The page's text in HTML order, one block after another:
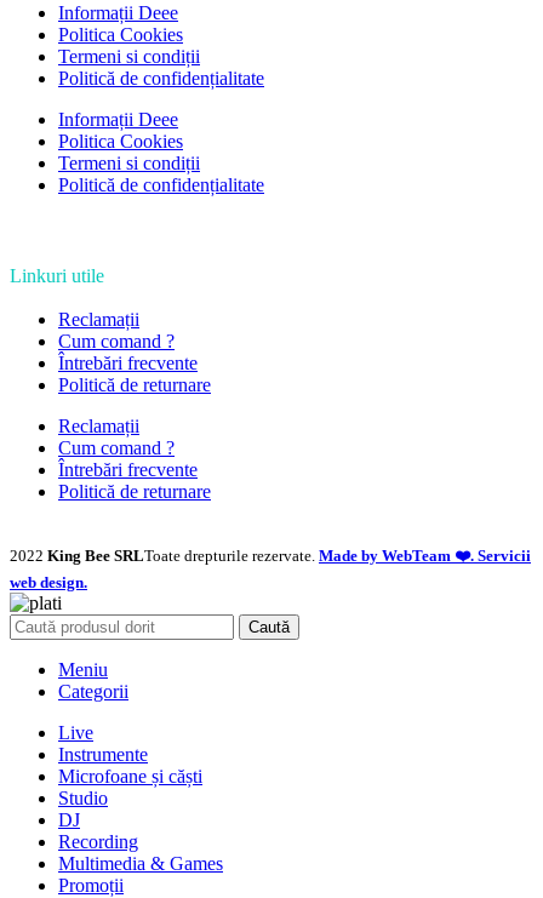
Informații Deee
Politica Cookies
Termeni si condiții
Politică de confidențialitate
Informații Deee
Politica Cookies
Termeni si condiții
Politică de confidențialitate
Linkuri utile
Reclamații
Cum comand ?
Întrebări frecvente
Politică de returnare
Reclamații
Cum comand ?
Întrebări frecvente
Politică de returnare
2022 King Bee SRLToate drepturile rezervate. Made by WebTeam ❤️. Servicii
web design.
Caută
Meniu
Categorii
Live
Instrumente
Microfoane și căști
Studio
DJ
Recording
Multimedia & Games
Promoții